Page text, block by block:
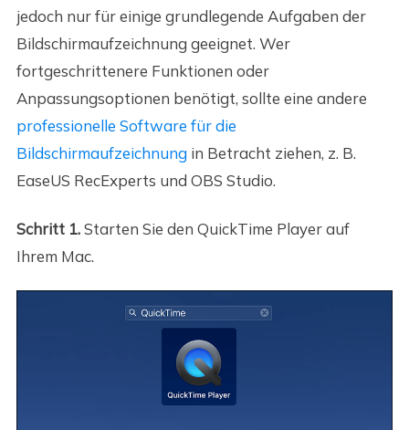
jedoch nur für einige grundlegende Aufgaben der
Bildschirmaufzeichnung geeignet. Wer
fortgeschrittenere Funktionen oder
Anpassungsoptionen benötigt, sollte eine andere
professionelle Software für die
Bildschirmaufzeichnungin Betracht ziehen, z. B.
EaseUS RecExperts und OBS Studio.
Schritt 1.Starten Sie den QuickTime Player auf
Ihrem Mac.